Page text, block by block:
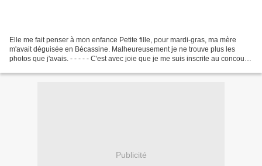
Elle me fait penser à mon enfance Petite fille, pour mardi-gras, ma mère
m'avait déguisée en Bécassine. Malheureusement je ne trouve plus les
photos que j'avais. - - - - - C'est avec joie que je me suis inscrite au concours
Publicité